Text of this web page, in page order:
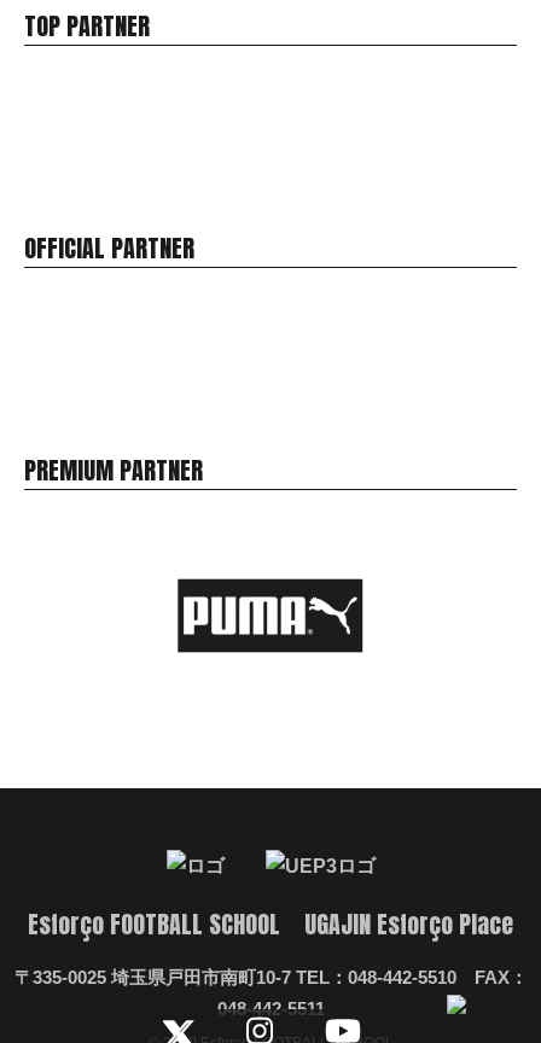
TOP PARTNER
OFFICIAL PARTNER
PREMIUM PARTNER
Esforço FOOTBALL SCHOOL UGAJIN Esforço Place
〒335-0025 埼玉県戸田市南町10-7 TEL：048-442-5510 FAX：
048-442-5511